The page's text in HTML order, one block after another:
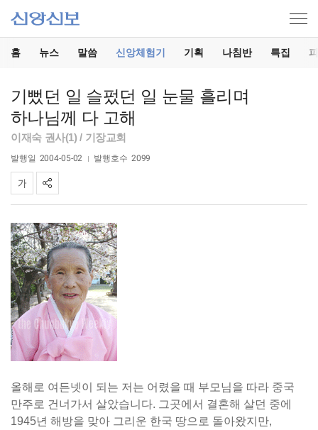
홈 뉴스 말씀 신앙체험기 기획 나침반 특집
기뻤던 일 슬펐던 일 눈물 흘리며
하나님께 다 고해
이재숙 권사(1) / 기장교회
발행일 2004-05-02 발행호수 2099
올해로 여든넷이 되는 저는 어렸을 때 부모님을 따라 중국
만주로 건너가서 살았습니다. 그곳에서 결혼해 살던 중에
1945년 해방을 맞아 그리운 한국 땅으로 돌아왔지만,